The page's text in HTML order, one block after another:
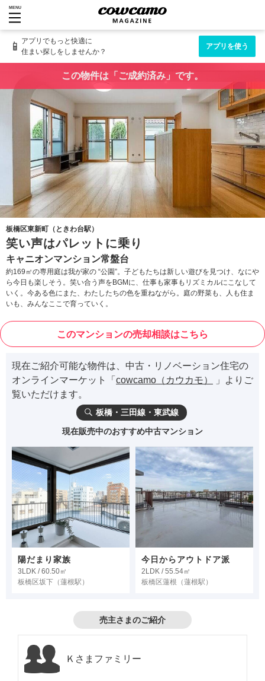
MENU
📱 アプリでもっと快適に
住まい探しをしませんか？
アプリを使う
この物件は「ご成約済み」です。
板橋区東新町（ときわ台駅）
笑い声はパレットに乗り
キャニオンマンション常盤台
約169㎡の専用庭は我が家の “公園”。子どもたちは新しい遊びを見つけ、なにや
ら今日も楽しそう。笑い合う声をBGMに、仕事も家事もリズミカルにこなして
いく。今ある色にまた、わたしたちの色を重ねながら。庭の野菜も、人も住ま
いも、みんなここで育っていく。
このマンションの売却相談はこちら
現在ご紹介可能な物件は、中古・リノベーション住宅の
オンラインマーケット「 cowcamo（カウカモ）
」よりご
覧いただけます。
板橋・三田線・東武線
現在販売中のおすすめ中古マンション
陽だまり家族
3LDK / 60.50㎡
板橋区坂下 （蓮根駅）
今日からアウトドア派
2LDK / 55.54㎡
板橋区蓮根 （蓮根駅）
売主さまのご紹介
Ｋさまファミリー